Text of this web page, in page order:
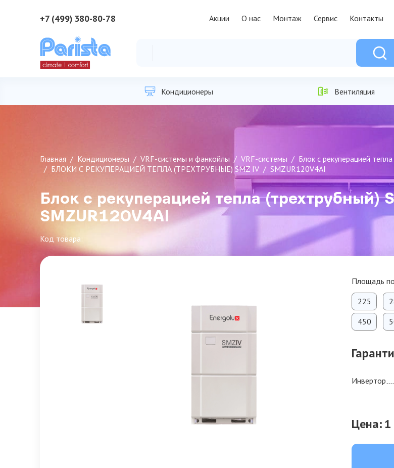
+7 (499) 380-80-78 Акции О нас Монтаж Сервис Контакты
Кондиционеры Вентиляция
Главная Кондиционеры VRF-системы и фанкойлы VRF-системы Блок с рекуперацией
БЛОКИ С РЕКУПЕРАЦИЕЙ ТЕПЛА (ТРЕХТРУБНЫЕ) SMZ IV
SMZUR120V4AI
Блок с рекуперацией тепла (трехтрубный)
SMZUR120V4AI
Код товара:
Площадь
225
450
Инвертор
Цена: